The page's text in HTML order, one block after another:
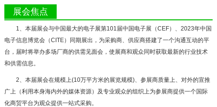
展会焦点
1、本届展会与中国最大的电子展第101届中国电子展（CEF）、2023年中国
电子信息博览会（CITE）同期展出，为采购商、供应商搭建了一个沟通互动的平
台，届时将举办多场厂商的供需见面会，使展商和观众同时获取最新的行业技术
和供需信息。
2、本届展会在规模上(10万平方米的展览规模)、参展商质量上、对外的宣推
广上（利用本身海内外的媒体资源）及专业观众的组织上为参展商提供一个国际
化商贸平台为观众提供一站式采购。